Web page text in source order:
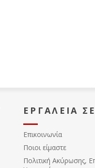
ΕΡΓΑΛΕΊΑ
Επικοινωνία
Ποιοι είμαστε
Πολιτική Ακύρωσης,